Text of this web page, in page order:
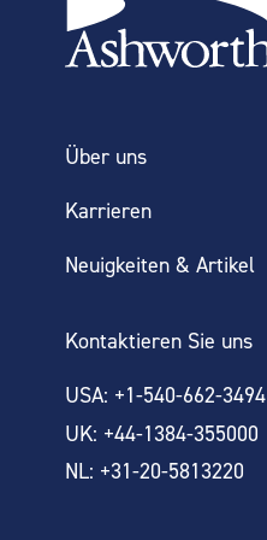
Über uns
Karrieren
Neuigkeiten & Artikel
Kontaktieren Sie uns
USA: +1-540-662-3494
UK: +44-1384-355000
NL: +31-20-5813220